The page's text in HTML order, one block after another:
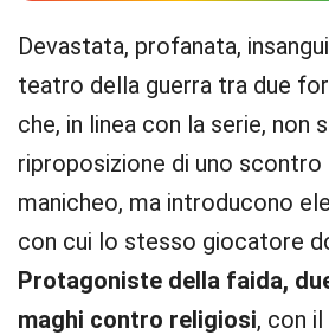
Devastata, profanata,
teatro della guerra tra due
che, in linea con la serie, non
riproposizione di uno scontro
manicheo, ma introducono
con cui lo stesso giocatore
Protagoniste della faida,
maghi contro religiosi, con